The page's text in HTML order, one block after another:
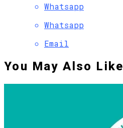
Whatsapp
Whatsapp
Email
You May Also Like